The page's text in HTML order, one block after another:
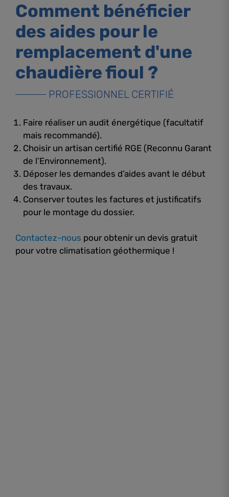
Comment bénéficier
des aides pour le
remplacement d'une
chaudière fioul ?
PROFESSIONNEL CERTIFIÉ
Faire réaliser un audit énergétique (facultatif
mais recommandé).
Choisir un artisan certifié RGE (Reconnu Garant
de l’Environnement).
Déposer les demandes d’aides avant le début
des travaux.
Conserver toutes les factures et justificatifs
pour le montage du dossier.
Contactez-nous pour obtenir un devis gratuit
pour votre climatisation géothermique !